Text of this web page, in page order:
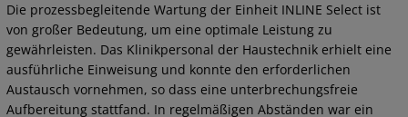
Die prozessbegleitende Wartung der Einheit INLINE Select ist
von großer Bedeutung, um eine optimale Leistung zu
gewährleisten. Das Klinikpersonal der Haustechnik erhielt eine
ausführliche Einweisung und konnte den erforderlichen
Austausch vornehmen, so dass eine unterbrechungsfreie
Aufbereitung stattfand. In regelmäßigen Abständen war ein